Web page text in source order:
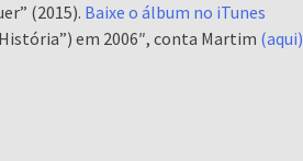
(2015). Baixe o álbum no iTunes
em 2006″, conta Martim (aqui)